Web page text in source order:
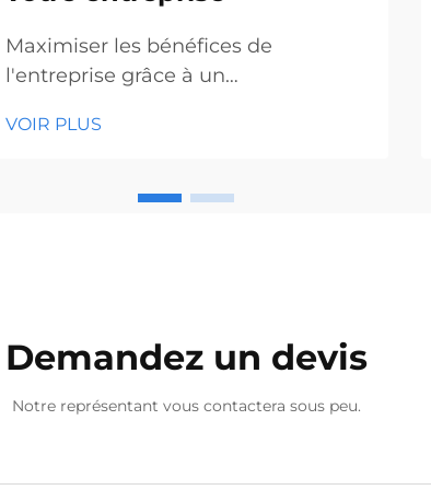
Maximiser les bénéfices de
l'entreprise grâce à un
outils. Sur les marchés
construction d'aujourd'hui, prendre
tournevis s'impose comme une st...
VOIR PLUS
Demandez un devis
Notre représentant vous contactera sous peu.